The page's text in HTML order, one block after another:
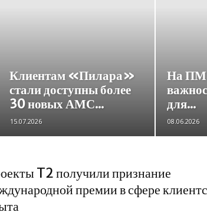
Клиентам «Пилара»
стали доступны более
30 новых АМС...
15.07.2026
На
для...
08.06.2026
T2 получили признание
премии в сфере